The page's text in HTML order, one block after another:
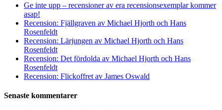
Ge inte upp – recensioner av era recensionsexemplar kommer
asap!
Recension: Fjällgraven av Michael Hjorth och Hans
Rosenfeldt
Recension: Lärjungen av Michael Hjorth och Hans
Rosenfeldt
Recension: Det fördolda av Michael Hjorth och Hans
Rosenfeldt
Recension: Flickoffret av James Oswald
Senaste kommentarer